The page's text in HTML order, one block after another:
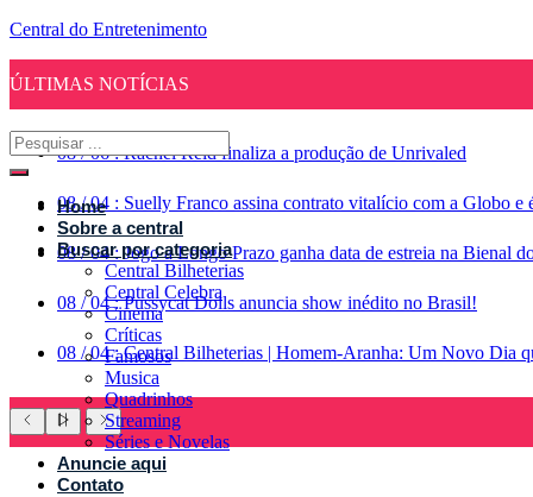
Central do Entretenimento
ÚLTIMAS NOTÍCIAS
08 / 06 : Rachel Reid finaliza a produção de Unrivaled
08 / 04 : Suelly Franco assina contrato vitalício com a Globo e
08 / 04 : Jogo a Longo Prazo ganha data de estreia na Bienal
08 / 04 : Pussycat Dolls anuncia show inédito no Brasil!
08 / 04 : Central Bilheterias | Homem-Aranha: Um Novo Dia
Home
Sobre a central
Buscar por categoria
Central Bilheterias
Central Celebra
Cinema
Críticas
Famosos
Musica
Quadrinhos
Streaming
Séries e Novelas
Anuncie aqui
Contato